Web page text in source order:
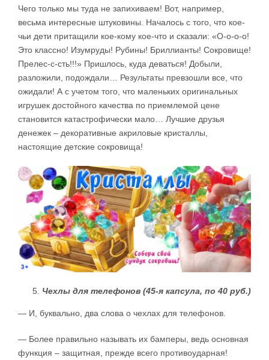
Чего только мы туда не запихиваем! Вот, например,
весьма интересные штуковины. Началось с того, что кое-
чьи дети притащили кое-кому кое-что и сказали: «О-о-о-о!
Это классно! Изумруды! Рубины! Бриллианты! Сокровище!
Прелес-с-сть!!!» Пришлось, куда деваться! Добыли,
разложили, подождали… Результаты превзошли все, что
ожидали! А с учетом того, что маленьких оригинальных
игрушек достойного качества по приемлемой цене
становится катастрофически мало… Лучшие друзья
денежек – декоративные акриловые кристаллы,
настоящие детские сокровища!
Чехлы для телефонов (45-я капсула, по 40 руб.)
— И, буквально, два слова о чехлах для телефонов.
— Более правильно называть их бамперы, ведь основная
функция – защитная, прежде всего противоударная!